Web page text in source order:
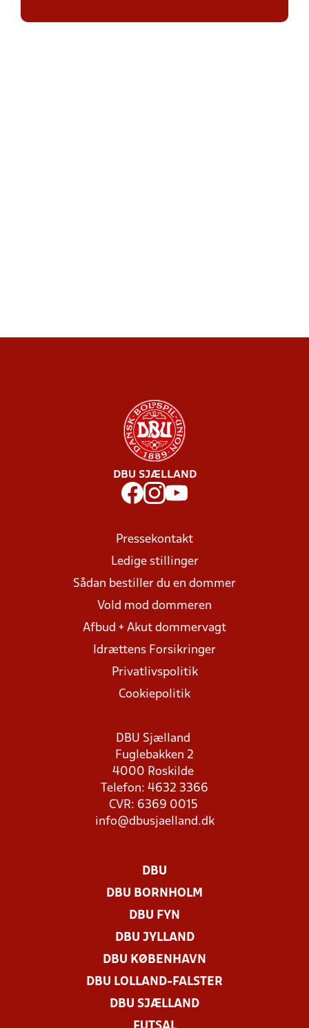
DBU SJÆLLAND
Pressekontakt
Ledige stillinger
Sådan bestiller du en dommer
Vold mod dommeren
Afbud + Akut dommervagt
Idrættens Forsikringer
Privatlivspolitik
Cookiepolitik
DBU Sjælland
Fuglebakken 2
4000 Roskilde
Telefon: 4632 3366
CVR: 6369 0015
info@dbusjaelland.dk
DBU
DBU BORNHOLM
DBU FYN
DBU JYLLAND
DBU KØBENHAVN
DBU LOLLAND-FALSTER
DBU SJÆLLAND